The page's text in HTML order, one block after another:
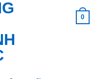
0